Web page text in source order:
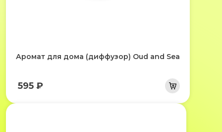
Аромат для дома (диффузор) Oud and Sea
595 ₽